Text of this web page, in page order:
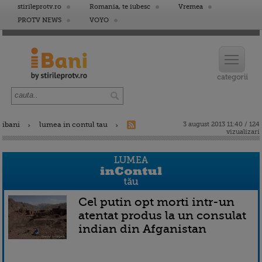
stirileprotv.ro Romania, te iubesc
Vremea
PROTV NEWS
VOYO
ibani lumea in contul tau
3 august 2013 11:40 / 124
vizualizari
Cel putin opt morti intr-un
atentat produs la un consulat
indian din Afganistan